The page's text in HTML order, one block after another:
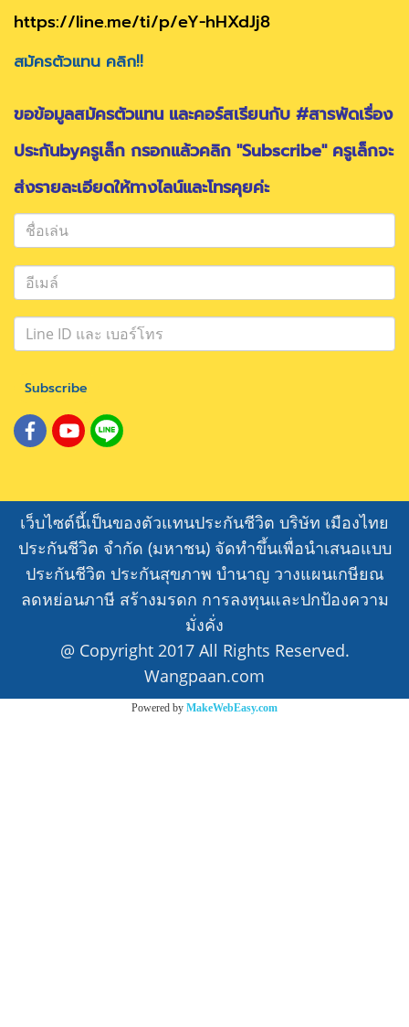
https://line.me/ti/p/eY-hHXdJj8
สมัครตัวแทน คลิก!!
ขอข้อมูลสมัครตัวแทน และคอร์สเรียนกับ #สารพัดเรื่อง
ประกันbyครูเล็ก กรอกแล้วคลิก "Subscribe" ครูเล็กจะ
ส่งรายละเอียดให้ทางไลน์และโทรคุยค่ะ
Subscribe
เว็บไซต์นี้เป็นของตัวแทนประกันชีวิต บริษัท เมืองไทย
ประกันชีวิต จำกัด (มหาชน) จัดทำขึ้นเพื่อนำเสนอแบบ
ประกันชีวิต ประกันสุขภาพ บำนาญ วางแผนเกษียณ
ลดหย่อนภาษี สร้างมรดก การลงทุนและปกป้องความ
มั่งคั่ง
@ Copyright 2017 All Rights Reserved.
Wangpaan.com
Powered by MakeWebEasy.com